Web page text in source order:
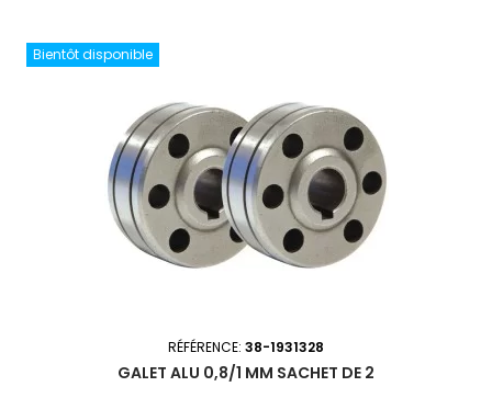
Bientôt disponible
RÉFÉRENCE: 38-1931328
GALET ALU 0,8/1 MM SACHET DE 2